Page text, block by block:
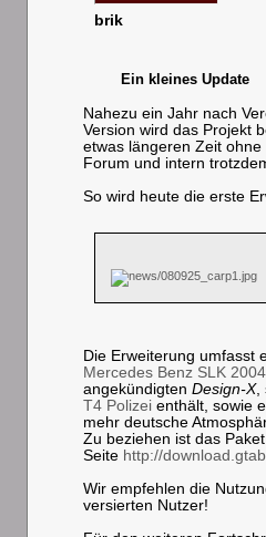
brik
Ein kleines Update
Nahezu ein Jahr nach
Version wird das Projekt
etwas längeren Zeit
Forum und intern
So wird heute die erste
Die Erweiterung umfasst
Mercedes Benz SLK
angekündigten Design-X,
T4 Polizei enthält, sowie
mehr deutsche
Zu beziehen ist das
Seite http://
Wir empfehlen die
versierten Nutzer!